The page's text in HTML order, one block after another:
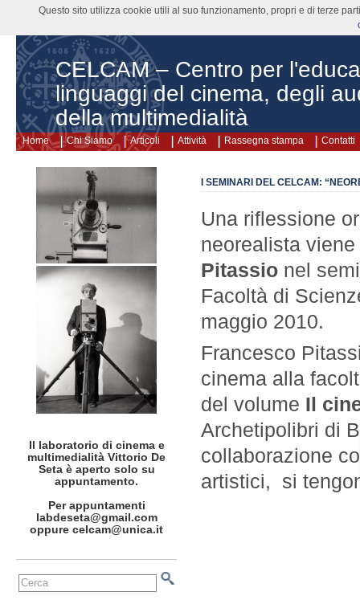
CELCAM – Centro per
linguaggi del cinema, degli
della multimedialità
Home Chi Siamo Articoli Attività Rassegna stampa Contatti
I SEMINARI DEL CELCAM:
Una riflessione
neorealista
Pitassio nel
Facoltà di
maggio 2010.
Francesco
cinema alla
del volume Il
Archetipolibri di
collaborazione
artistici, si
Il laboratorio di cinema e
multimedialità Vittorio De
Seta è aperto solo su
appuntamento.
Per appuntamenti
labdeseta@gmail.com
oppure celcam@unica.it
Questo sito utilizza cookie utili al suo funzionamento, propri e di terze